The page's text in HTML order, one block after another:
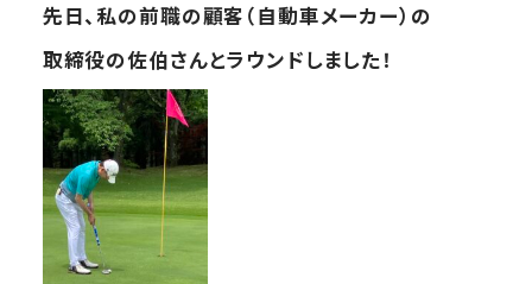
先日、私の前職の顧客（自動車メーカー）の
取締役の佐伯さんとラウンドしました！